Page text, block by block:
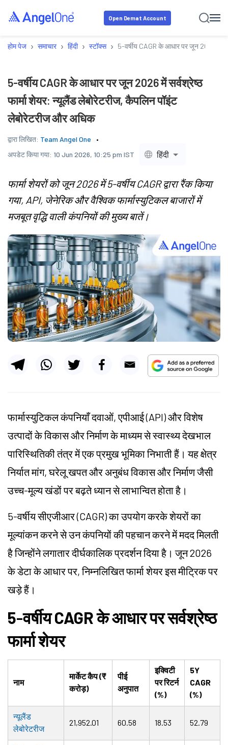
Open Demat Account
होम पेज › समाचार › हिंदी › स्टॉक्स › 5-वर्षीय CAGR के आधार पर जून 2026 में
5-वर्षीय CAGR के आधार पर जून 2026 में सर्वश्रेष्ठ
फार्मा शेयर: न्यूलैंड लेबोरेटरीज, कैपलिन पॉइंट
लेबोरेटरीज और अधिक
द्वारा लिखित: Team Angel One
अपडेट किया गया: 10 Jun 2026, 10:25 pm IST हिंदी
फार्मा शेयरों को जून 2026 में 5-वर्षीय CAGR द्वारा रैंक किया
गया, API, जेनेरिक और वैश्विक फार्मास्युटिकल बाजारों में
मजबूत वृद्धि वाली कंपनियों की मुख्य बातें।
फार्मास्युटिकल कंपनियाँ दवाओं, एपीआई (API) और विशेष
उत्पादों के विकास और निर्माण के माध्यम से स्वास्थ्य देखभाल
पारिस्थितिकी तंत्र में एक प्रमुख भूमिका निभाती हैं। यह क्षेत्र
निर्यात मांग, घरेलू खपत और अनुबंध विकास और निर्माण जैसी
उच्च-मूल्य खंडों पर बढ़ते ध्यान से लाभान्वित होता है।
5-वर्षीय सीएजीआर (CAGR) का उपयोग करके शेयरों का
मूल्यांकन करने से उन कंपनियों की पहचान करने में मदद मिलती
है जिन्होंने लगातार दीर्घकालिक प्रदर्शन दिया है। जून 2026
के डेटा के आधार पर, निम्नलिखित फार्मा शेयर इस मीट्रिक पर
खड़े हैं।
5-वर्षीय CAGR के आधार पर सर्वश्रेष्ठ
फार्मा शेयर
नाम
मार्केट कैप (₹
करोड़)
पीई
अनुपात
इक्विटी
पर रिटर्न
(%)
5Y
CAGR
(%)
न्यूलैंड
लेबोरेटरीज
21,952.01 60.58 18.53 52.79